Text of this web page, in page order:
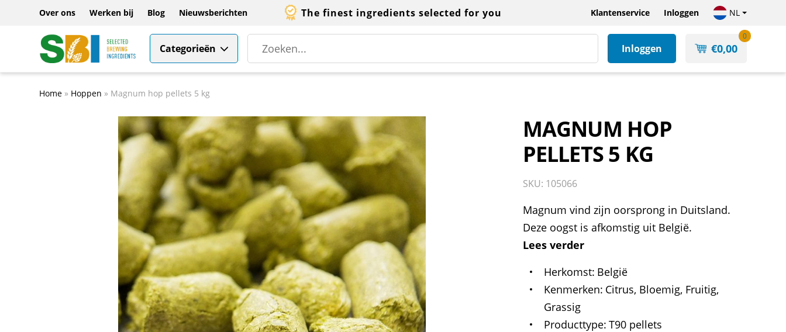
Over ons Werken bij Blog Nieuwsberichten The finest ingredients selected for you Klantenservice Inloggen NL
Categorieën Inloggen €0,00
0
Home » Hoppen » Magnum hop pellets 5 kg
MAGNUM HOP
PELLETS 5 KG
SKU: 105066
Magnum vind zijn oorsprong in Duitsland.
Deze oogst is afkomstig uit België.
Lees verder
Herkomst België
Kenmerken Citrus, Bloemig, Fruitig,
Grassig
Producttype T90 pellets